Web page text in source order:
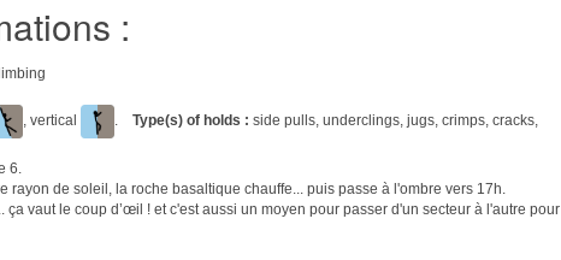
:
, vertical . Type(s) of holds : side pulls, underclings, jugs, crimps, cracks,
6.
de soleil, la roche basaltique chauffe... puis passe à l'ombre vers 17h.
vaut le coup d’œil ! et c'est aussi un moyen pour passer d'un secteur à l'autre pour